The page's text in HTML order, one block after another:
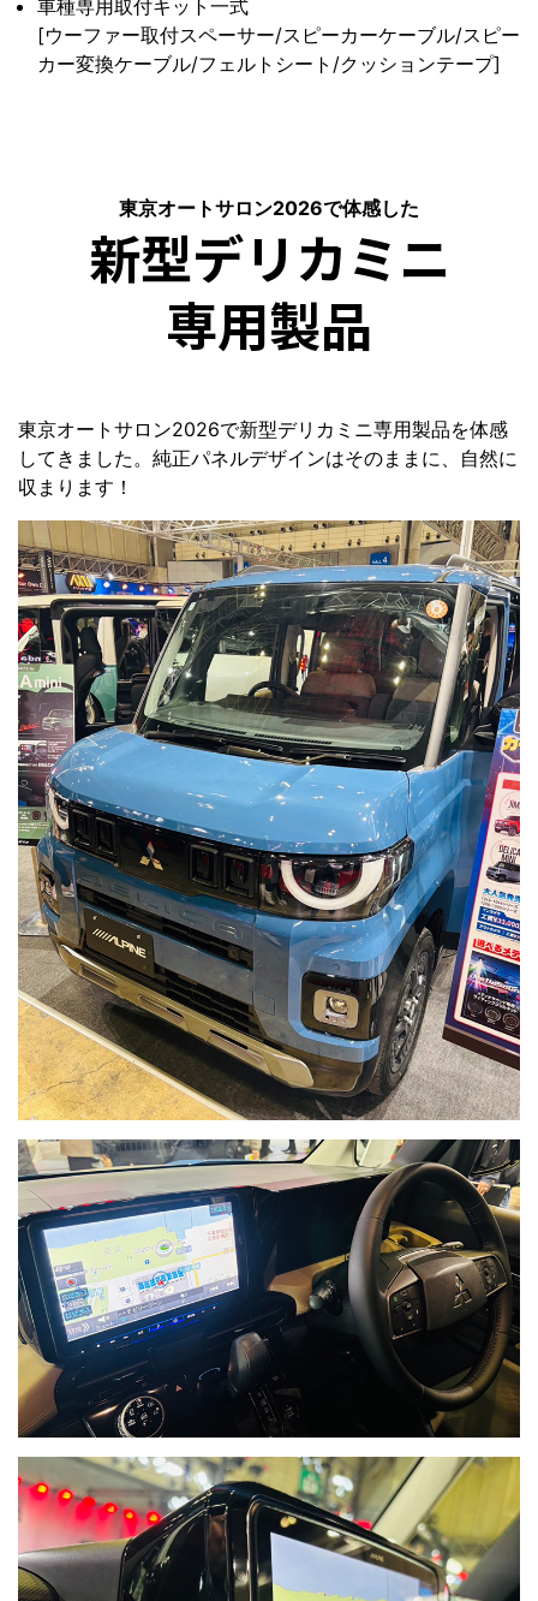
車種専用取付キット一式
[ウーファー取付スペーサー/スピーカーケーブル/スピー
カー変換ケーブル/フェルトシート/クッションテープ]
東京オートサロン2026で体感した
新型デリカミニ
専用製品
東京オートサロン2026で新型デリカミニ専用製品を体感
してきました。純正パネルデザインはそのままに、自然に
収まります！